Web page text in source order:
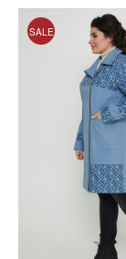
SALE